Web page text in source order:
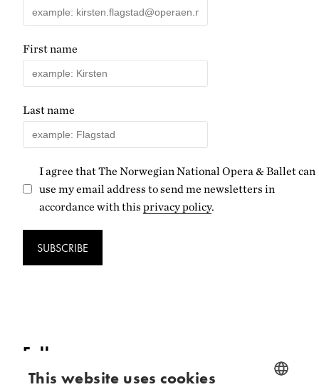
First name
Last name
I agree that The Norwegian National Opera & Ballet can
use my email address to send me newsletters in
accordance with this privacy policy.
SUBSCRIBE
Follow us
Facebook
This website uses cookies